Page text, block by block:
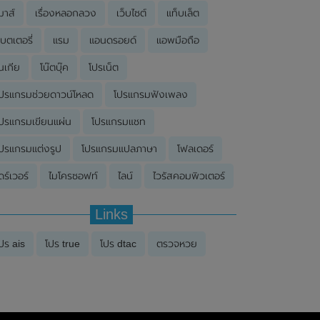
าส์ เรื่องหลอกลวง เว็บไซต์ แท็บเล็ต
ตเตอรี่ แรม แอนดรอยด์ แอพมือถือ
เกีย โน๊ตบุ๊ค โปรเน็ต
รแกรมช่วยดาวน์โหลด โปรแกรมฟังเพลง
รแกรมเขียนแผ่น โปรแกรมแชท
รแกรมแต่งรูป โปรแกรมแปลภาษา โฟลเดอร์
ร์เวอร์ ไมโครซอฟท์ ไลน์ ไวรัสคอมพิวเตอร์
Links
ร ais โปร true โปร dtac ตรวจหวย